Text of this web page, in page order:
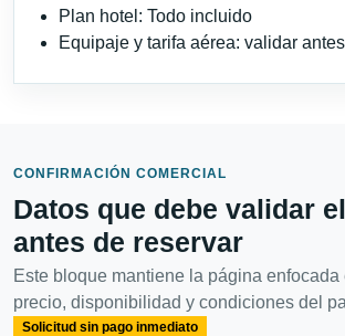
Plan hotel: Todo incluido
Equipaje y tarifa aérea: validar
CONFIRMACIÓN COMERCIAL
Datos que debe validar
antes de reservar
Este bloque mantiene la página enfocada
precio, disponibilidad y condiciones del
Solicitud sin pago inmediato